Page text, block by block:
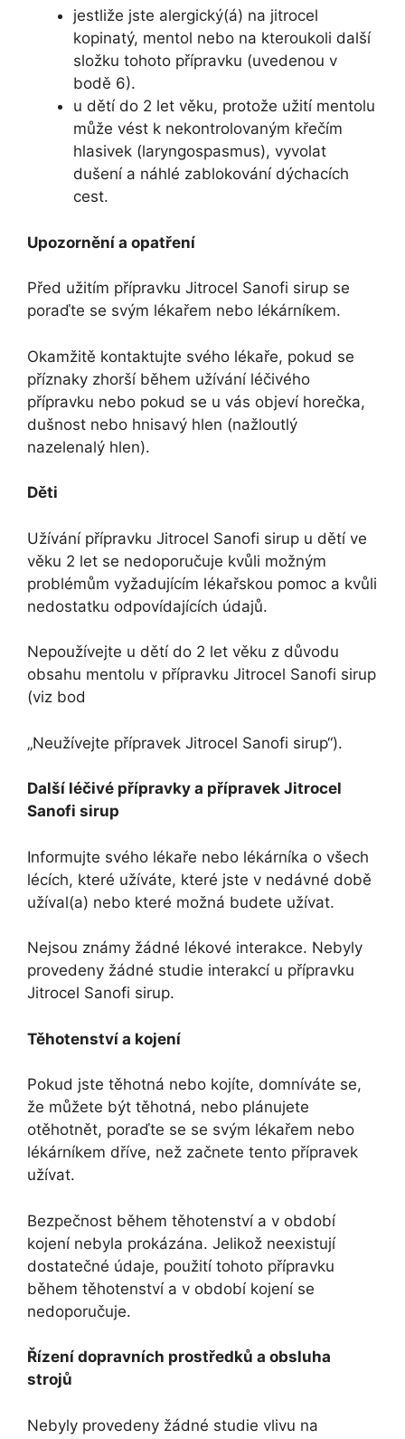
jestliže jste alergický(á) na jitrocel
kopinatý, mentol nebo na kteroukoli další
složku tohoto přípravku (uvedenou v
bodě 6).
u dětí do 2 let věku, protože užití mentolu
může vést k nekontrolovaným křečím
hlasivek (laryngospasmus), vyvolat
dušení a náhlé zablokování dýchacích
cest.
Upozornění a opatření
Před užitím přípravku Jitrocel Sanofi sirup se
poraďte se svým lékařem nebo lékárníkem.
Okamžitě kontaktujte svého lékaře, pokud se
příznaky zhorší během užívání léčivého
přípravku nebo pokud se u vás objeví horečka,
dušnost nebo hnisavý hlen (nažloutlý
nazelenalý hlen).
Děti
Užívání přípravku Jitrocel Sanofi sirup u dětí ve
věku 2 let se nedoporučuje kvůli možným
problémům vyžadujícím lékařskou pomoc a kvůli
nedostatku odpovídajících údajů.
Nepoužívejte u dětí do 2 let věku z důvodu
obsahu mentolu v přípravku Jitrocel Sanofi sirup
(viz bod
„Neužívejte přípravek Jitrocel Sanofi sirup“).
Další léčivé přípravky a přípravek Jitrocel
Sanofi sirup
Informujte svého lékaře nebo lékárníka o všech
lécích, které užíváte, které jste v nedávné době
užíval(a) nebo které možná budete užívat.
Nejsou známy žádné lékové interakce. Nebyly
provedeny žádné studie interakcí u přípravku
Jitrocel Sanofi sirup.
Těhotenství a kojení
Pokud jste těhotná nebo kojíte, domníváte se,
že můžete být těhotná, nebo plánujete
otěhotnět, poraďte se se svým lékařem nebo
lékárníkem dříve, než začnete tento přípravek
užívat.
Bezpečnost během těhotenství a v období
kojení nebyla prokázána. Jelikož neexistují
dostatečné údaje, použití tohoto přípravku
během těhotenství a v období kojení se
nedoporučuje.
Řízení dopravních prostředků a obsluha
strojů
Nebyly provedeny žádné studie vlivu na